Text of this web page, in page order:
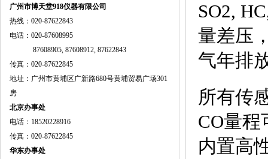
广州市博天堂918仪器有限公司
热线：020-87622843
电话：020-87608995
87608905, 87608912, 87622843
传真：020-87622845
地址：广州市黄埔区广新路680号黄埔贸易广场301
房
北京办事处
电话：18520228916
传真：020-87622845
华东办事处
SO2,
量差压
气年排
所有传
CO量程
内置高